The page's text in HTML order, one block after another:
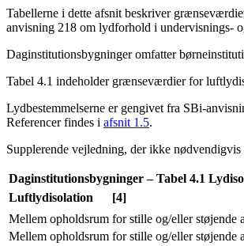
Tabellerne i dette afsnit beskriver
anvisning 218 om lydforhold i undervisnings-
Daginstitutionsbygninger omfatter
Tabel 4.1 indeholder grænseværdier for
Lydbestemmelserne er gengivet fra SBi-
Referencer findes i afsnit 1.5.
Supplerende vejledning, der ikke
Daginstitutionsbygninger – Tabel 4.1
Luftlydisolation
[4]
Mellem opholdsrum for stille og/eller støjende
Mellem opholdsrum for stille og/eller